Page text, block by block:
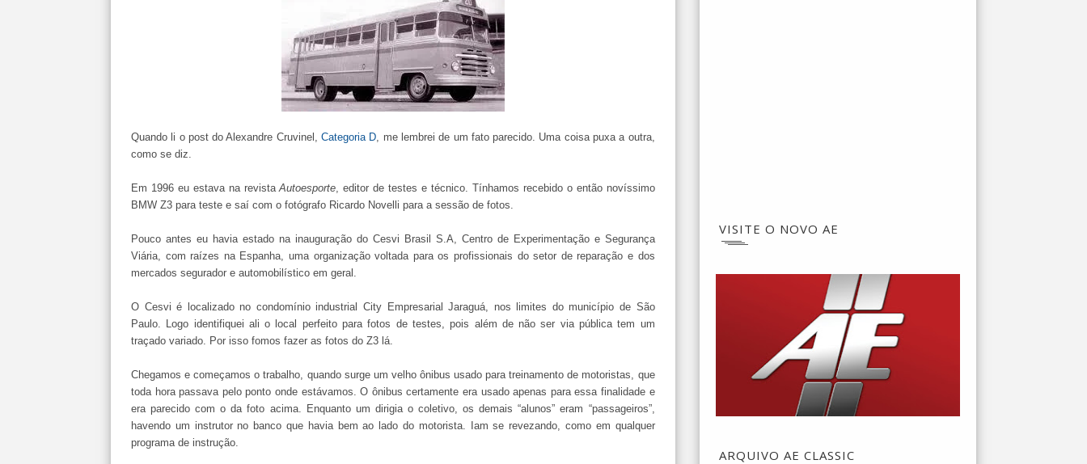
Quando li o post do Alexandre Cruvinel,Categoria D, me lembrei de um fato parecido. Uma coisa puxa a outra,
como se diz.
Em 1996 eu estava na revistaAutoesporte, editor de testes e técnico. Tínhamos recebido o então novíssimo
BMW Z3 para teste e saí com o fotógrafo Ricardo Novelli para a sessão de fotos.
Pouco antes eu havia estado na inauguração do Cesvi Brasil S.A, Centro de Experimentação e Segurança
Viária, com raízes na Espanha, uma organização voltada para os profissionais do setor de reparação e dos
mercados segurador e automobilístico em geral.
O Cesvi é localizado no condomínio industrial City Empresarial Jaraguá, nos limites do município de São
Paulo. Logo identifiquei ali o local perfeito para fotos de testes, pois além de não ser via pública tem um
traçado variado. Por isso fomos fazer as fotos do Z3 lá.
Chegamos e começamos o trabalho, quando surge um velho ônibus usado para treinamento de motoristas, que
toda hora passava pelo ponto onde estávamos. O ônibus certamente era usado apenas para essa finalidade e
era parecido com o da foto acima. Enquanto um dirigia o coletivo, os demais “alunos” eram “passageiros”,
havendo um instrutor no banco que havia bem ao lado do motorista. Iam se revezando, como em qualquer
programa de instrução.
VISITE O NOVO AE
ARQUIVO AE CLASSIC